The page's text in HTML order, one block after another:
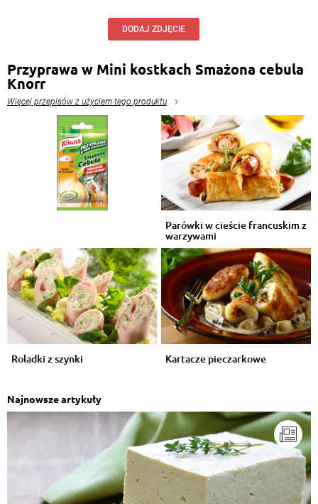
DODAJ ZDJĘCIE
Przyprawa w Mini kostkach Smażona cebula
Knorr
Więcej przepisów z użyciem tego produktu
Parówki w cieście francuskim z
warzywami
Roladki z szynki Kartacze pieczarkowe
Najnowsze artykuły